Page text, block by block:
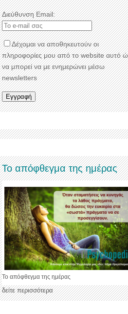
Διεύθυνση Email:
Δέχομαι να αποθηκευτούν οι
πληροφορίες μου από το website αυτό
να μπορεί να με ενημερώνει μέσω
newsletters
Το απόφθεγμα της ημέρας
Το απόφθεγμα της ημέρας
δείτε περισσότερα